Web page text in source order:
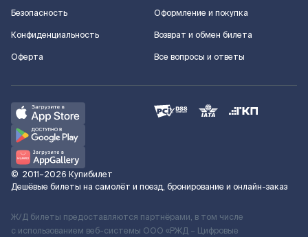
Безопасность
Конфиденциальность
Оферта
Оформление и покупка
Возврат и обмен билета
Все вопросы и ответы
© 2011–2026 Купибилет
Дешёвые билеты на самолёт и поезд, бронирование и онлайн-заказ
Ж/Д билеты предоставляются партнёрами, в том числе
с использованием веб-системы ООО «РЖД – Цифровые